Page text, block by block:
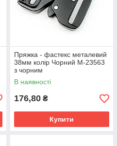
Пряжка - фастекс металевий
38мм колір Чорний М-23563
з чорним
В наявності
176,80 ₴
Купити